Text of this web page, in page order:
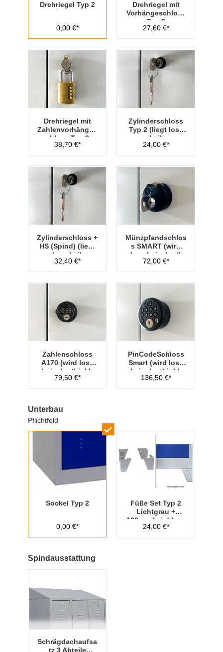
Drehriegel Typ 2
0,00 €*
Drehriegel mit
Vorhängeschloss
Typ 2
27,60 €*
Drehriegel mit
Zahlenvorhänges
chloss Typ 2
38,70 €*
Zylinderschloss
Typ 2 (liegt lose
bei)
24,00 €*
Zylinderschloss +
HS (Spind) (liegt
lose bei)
32,40 €*
Münzpfandschlos
s SMART (wird
lose beigelegt)
72,00 €*
Zahlenschloss
A170 (wird lose
beigelegt) inkl.
Hauptschlüssel
79,50 €*
PinCodeSchloss
Smart (wird lose
beigelegt) inkl.
Managementschl
üssel
136,50 €*
Unterbau
Pflichtfeld
Sockel Typ 2
0,00 €*
Füße Set Typ 2
Lichtgrau +
100mm (wird lose
beigelegt)
24,00 €*
Spindausstattung
Schrägdachaufsa
tz 3 Abteile